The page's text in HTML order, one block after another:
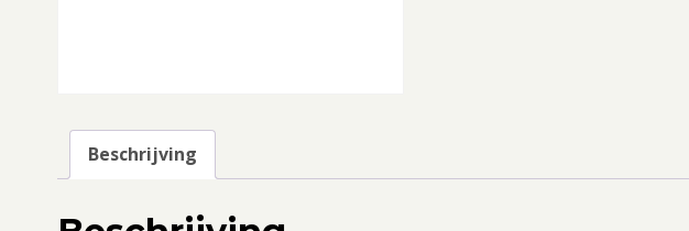
Beschrijving